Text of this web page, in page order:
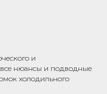
и
нюансы и подводные
холодильного